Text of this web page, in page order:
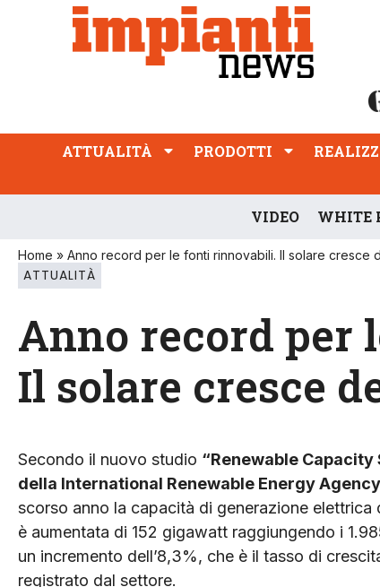
ATTUALITÀ PRODOTTI
PROFESSIONE
ATTUALITÀ PRODOTTI
VIDEO WHITE
Home » Anno record per le fonti rinnovabili. Il solare cresce
ATTUALITÀ
Anno record
Il solare cresce
Secondo il nuovo studio “Renewable
della International Renewable Energy Agency
scorso anno la capacità di generazione elettrica
è aumentata di 152 gigawatt raggiungendo i
un incremento dell’8,3%, che è il tasso di
registrato dal settore.